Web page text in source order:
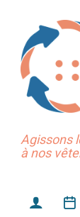
Agissons
à nos